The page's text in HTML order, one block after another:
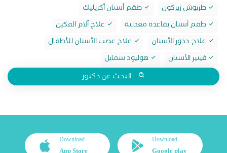
طربوش زيركون
طقم أسنان أكريليك
طقم أسنان بقاعدة معدنية
علاج آلام الفكين
علاج جذور الأسنان
علاج عصب الأسنان للأطفال
فينير الأسنان
هوليود سمايل
البحث عن دكتور
Download
Google play
Download
App Store